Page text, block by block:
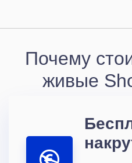
Почему
живые